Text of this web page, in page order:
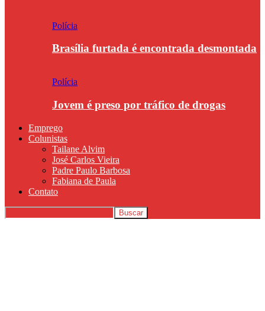
Polícia
Brasília furtada é encontrada desmontada
Polícia
Jovem é preso por tráfico de drogas
Emprego
Colunistas
Tailane Alvim
José Carlos Vieira
Padre Paulo Barbosa
Fabiana de Paula
Contato